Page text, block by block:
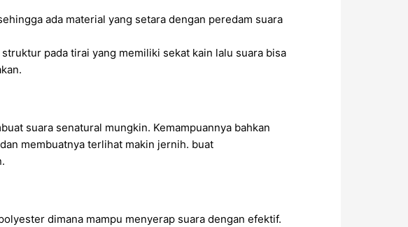
ada material yang setara dengan peredam suara
pada tirai yang memiliki sekat kain lalu suara bisa
suara senatural mungkin. Kemampuannya bahkan
membuatnya terlihat makin jernih. buat
dimana mampu menyerap suara dengan efektif.